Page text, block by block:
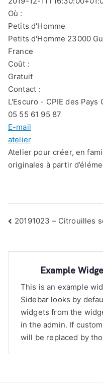
Où :
Petits d'Homme
Petits d'Homme 23000
France
Coût :
Gratuit
Contact :
L'Escuro - CPIE des Pays
05 55 61 95 87
E-mail
atelier
Atelier pour créer, en
originales à partir
Navigation
20191023 – Citrouilles
Example
This is an example
Sidebar looks by
widgets from the
in the admin. If
will be replaced by